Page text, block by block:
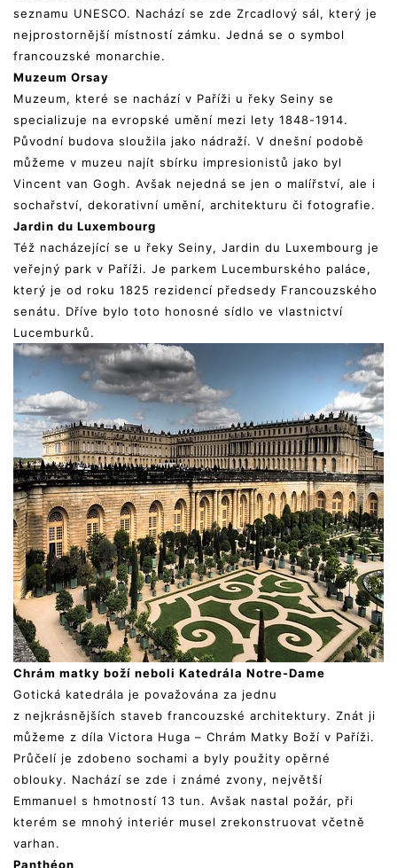
seznamu UNESCO. Nachází se zde Zrcadlový sál, který je
nejprostornější místností zámku. Jedná se o symbol
francouzské monarchie.
Muzeum Orsay
Muzeum, které se nachází v Paříži u řeky Seiny se
specializuje na evropské umění mezi lety 1848-1914.
Původní budova sloužila jako nádraží. V dnešní podobě
můžeme v muzeu najít sbírku impresionistů jako byl
Vincent van Gogh. Avšak nejedná se jen o malířství, ale i
sochařství, dekorativní umění, architekturu či fotografie.
Jardin du Luxembourg
Též nacházející se u řeky Seiny, Jardin du Luxembourg je
veřejný park v Paříži. Je parkem Lucemburského paláce,
který je od roku 1825 rezidencí předsedy Francouzského
senátu. Dříve bylo toto honosné sídlo ve vlastnictví
Lucemburků.
Chrám matky boží neboli Katedrála Notre-Dame
Gotická katedrála je považována za jednu
z nejkrásnějších staveb francouzské architektury. Znát ji
můžeme z díla Victora Huga – Chrám Matky Boží v Paříži.
Průčelí je zdobeno sochami a byly použity opěrné
oblouky. Nachází se zde i známé zvony, největší
Emmanuel s hmotností 13 tun. Avšak nastal požár, při
kterém se mnohý interiér musel zrekonstruovat včetně
varhan.
Panthéon